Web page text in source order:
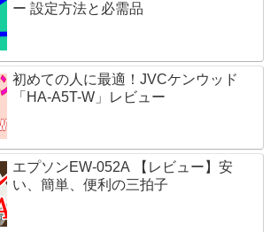
ー 設定方法と必需品
初めての人に最適！JVCケンウッド
「HA-A5T-W」レビュー
エプソンEW-052A 【レビュー】安
い、簡単、便利の三拍子